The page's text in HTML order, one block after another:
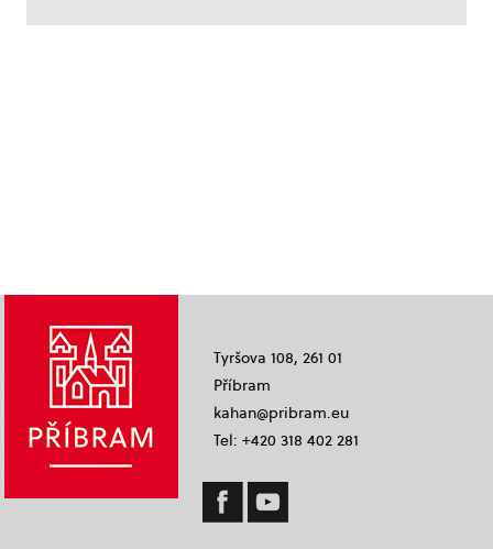
Tyršova 108, 261 01
Příbram
kahan@pribram.eu
Tel: +420 318 402 281